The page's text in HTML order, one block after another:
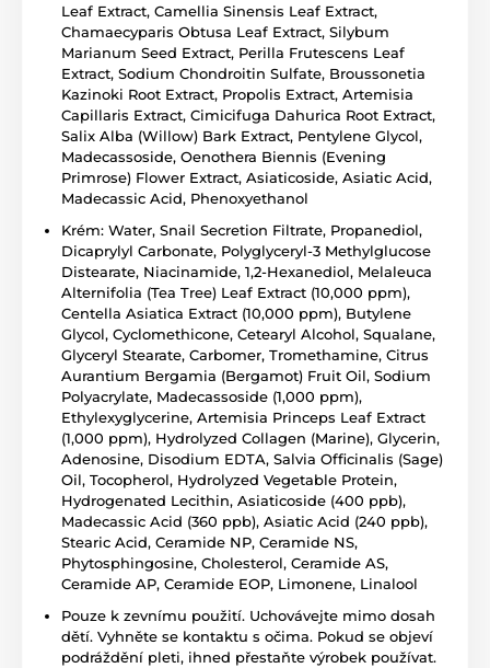
Leaf Extract, Camellia Sinensis Leaf Extract,
Chamaecyparis Obtusa Leaf Extract, Silybum
Marianum Seed Extract, Perilla Frutescens Leaf
Extract, Sodium Chondroitin Sulfate, Broussonetia
Kazinoki Root Extract, Propolis Extract, Artemisia
Capillaris Extract, Cimicifuga Dahurica Root Extract,
Salix Alba (Willow) Bark Extract, Pentylene Glycol,
Madecassoside, Oenothera Biennis (Evening
Primrose) Flower Extract, Asiaticoside, Asiatic Acid,
Madecassic Acid, Phenoxyethanol
Krém: Water, Snail Secretion Filtrate, Propanediol,
Dicaprylyl Carbonate, Polyglyceryl-3 Methylglucose
Distearate, Niacinamide, 1,2-Hexanediol, Melaleuca
Alternifolia (Tea Tree) Leaf Extract (10,000 ppm),
Centella Asiatica Extract (10,000 ppm), Butylene
Glycol, Cyclomethicone, Cetearyl Alcohol, Squalane,
Glyceryl Stearate, Carbomer, Tromethamine, Citrus
Aurantium Bergamia (Bergamot) Fruit Oil, Sodium
Polyacrylate, Madecassoside (1,000 ppm),
Ethylexyglycerine, Artemisia Princeps Leaf Extract
(1,000 ppm), Hydrolyzed Collagen (Marine), Glycerin,
Adenosine, Disodium EDTA, Salvia Officinalis (Sage)
Oil, Tocopherol, Hydrolyzed Vegetable Protein,
Hydrogenated Lecithin, Asiaticoside (400 ppb),
Madecassic Acid (360 ppb), Asiatic Acid (240 ppb),
Stearic Acid, Ceramide NP, Ceramide NS,
Phytosphingosine, Cholesterol, Ceramide AS,
Ceramide AP, Ceramide EOP, Limonene, Linalool
Pouze k zevnímu použití. Uchovávejte mimo dosah
dětí. Vyhněte se kontaktu s očima. Pokud se objeví
podráždění pleti, ihned přestaňte výrobek používat.